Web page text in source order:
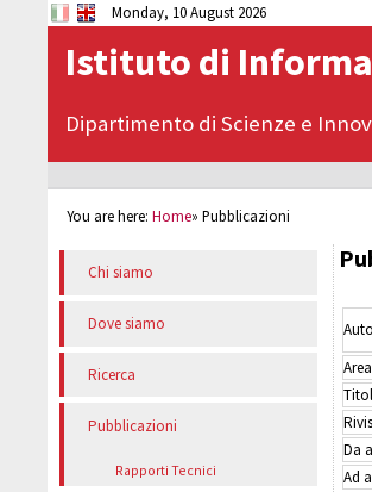
Monday, 10 August 2026
Istituto di
Dipartimento di Scienze e
You are here:Home»Pubblicazioni
Chi siamo
Dove siamo
Ricerca
Pubblicazioni
Rapporti Tecnici
Da
Ad